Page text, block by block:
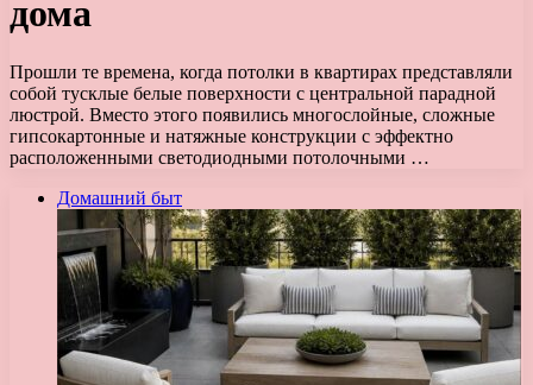
дома
Прошли те времена, когда потолки в квартирах представляли
собой тусклые белые поверхности с центральной парадной
люстрой. Вместо этого появились многослойные, сложные
гипсокартонные и натяжные конструкции с эффектно
расположенными светодиодными потолочными …
Домашний быт